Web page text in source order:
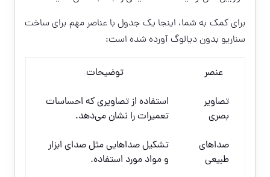
برای کمک به شما، اینجا یک جدول با عناصر مهم برای ساخت
سناریو بدون دیالوگ آورده شده است:
عنصر
توضیحات
تصاویر
بصری
استفاده از تصاویری که احساسات
تعمیرات را نشان می‌دهد.
صداهای
طبیعی
تشکیل صداهایی مثل صدای ابزار
و مواد مورد استفاده.